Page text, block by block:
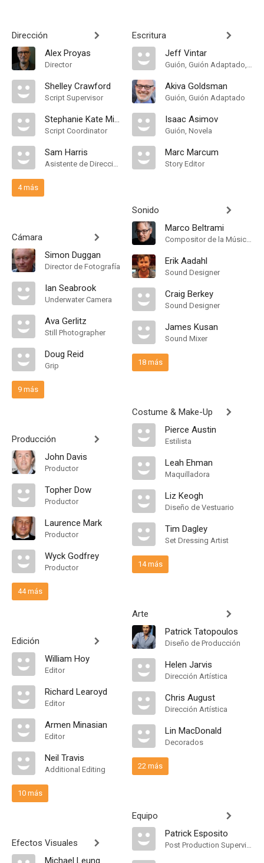
Dirección
Alex Proyas
Director
Shelley Crawford
Script Supervisor
Stephanie Kate Mitchell
Script Coordinator
Sam Harris
Asistente de Dirección
4 más
Cámara
Simon Duggan
Director de Fotografía
Ian Seabrook
Underwater Camera
Ava Gerlitz
Still Photographer
Doug Reid
Grip
9 más
Producción
John Davis
Productor
Topher Dow
Productor
Laurence Mark
Productor
Wyck Godfrey
Productor
44 más
Edición
William Hoy
Editor
Richard Learoyd
Editor
Armen Minasian
Editor
Neil Travis
Additional Editing
10 más
Efectos Visuales
Michael Leung
Escritura
Jeff Vintar
Guión, Guión Adaptado, Screenstory
Akiva Goldsman
Guión, Guión Adaptado
Isaac Asimov
Guión, Novela
Marc Marcum
Story Editor
Sonido
Marco Beltrami
Compositor de la Música Original
Erik Aadahl
Sound Designer
Craig Berkey
Sound Designer
James Kusan
Sound Mixer
18 más
Costume & Make-Up
Pierce Austin
Estilista
Leah Ehman
Maquilladora
Liz Keogh
Diseño de Vestuario
Tim Dagley
Set Dressing Artist
14 más
Arte
Patrick Tatopoulos
Diseño de Producción
Helen Jarvis
Dirección Artística
Chris August
Dirección Artística
Lin MacDonald
Decorados
22 más
Equipo
Patrick Esposito
Post Production Supervisor